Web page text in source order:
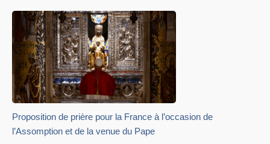
Proposition de prière pour la France à l’occasion de
l’Assomption et de la venue du Pape